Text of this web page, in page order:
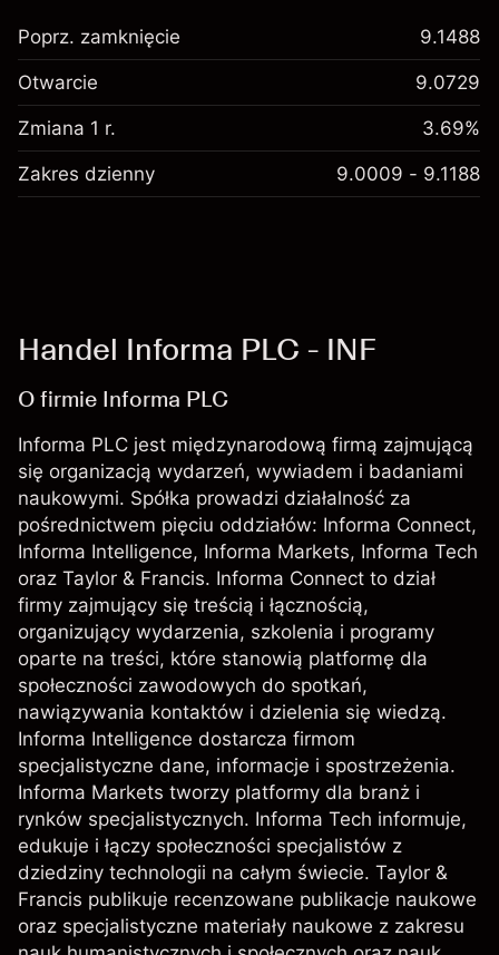
Poprz. zamknięcie 9.1488
Otwarcie 9.0729
Zmiana 1 r. 3.69%
Zakres dzienny 9.0009 - 9.1188
Handel Informa PLC - INF
O firmie Informa PLC
Informa PLC jest międzynarodową firmą zajmującą
się organizacją wydarzeń, wywiadem i badaniami
naukowymi. Spółka prowadzi działalność za
pośrednictwem pięciu oddziałów: Informa Connect,
Informa Intelligence, Informa Markets, Informa Tech
oraz Taylor & Francis. Informa Connect to dział
firmy zajmujący się treścią i łącznością,
organizujący wydarzenia, szkolenia i programy
oparte na treści, które stanowią platformę dla
społeczności zawodowych do spotkań,
nawiązywania kontaktów i dzielenia się wiedzą.
Informa Intelligence dostarcza firmom
specjalistyczne dane, informacje i spostrzeżenia.
Informa Markets tworzy platformy dla branż i
rynków specjalistycznych. Informa Tech informuje,
edukuje i łączy społeczności specjalistów z
dziedziny technologii na całym świecie. Taylor &
Francis publikuje recenzowane publikacje naukowe
oraz specjalistyczne materiały naukowe z zakresu